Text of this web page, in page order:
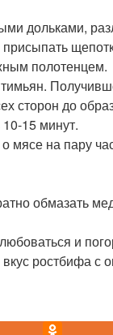
дольками,
полотенцем.
сторон до
15 минут.
мясе на пару
обмазать
и
ростбифа